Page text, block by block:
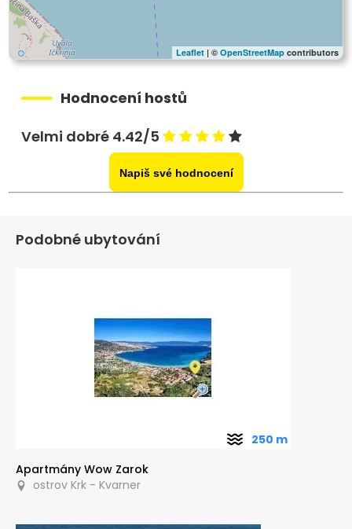
Leaflet | ©OpenStreetMap contributors
Hodnocení hostů
Velmi dobré 4.42/5
Napiš své hodnocení
Podobné ubytování
Apartmány Wow Zarok
ostrov Krk - Kvarner
250 m